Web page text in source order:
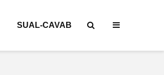
SUAL-CAVAB